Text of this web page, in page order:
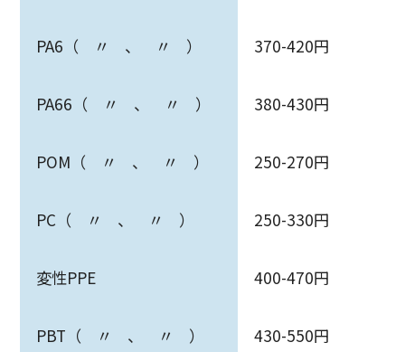
PA6（ 〃 、 〃 ） 370-420円
PA66（ 〃 、 〃 ） 380-430円
POM（ 〃 、 〃 ） 250-270円
PC（ 〃 、 〃 ） 250-330円
変性PPE 400-470円
PBT（ 〃 、 〃 ） 430-550円